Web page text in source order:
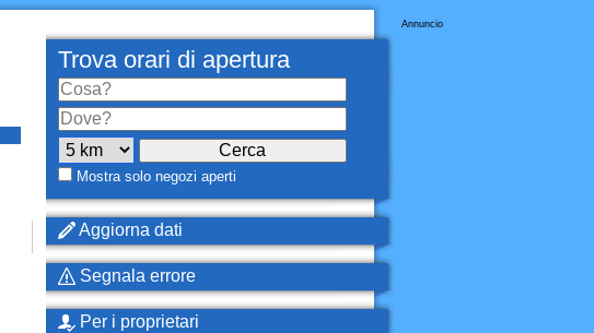
Annuncio
Trova orari di apertura
Mostra solo negozi aperti
Aggiorna dati
Segnala errore
Per i proprietari